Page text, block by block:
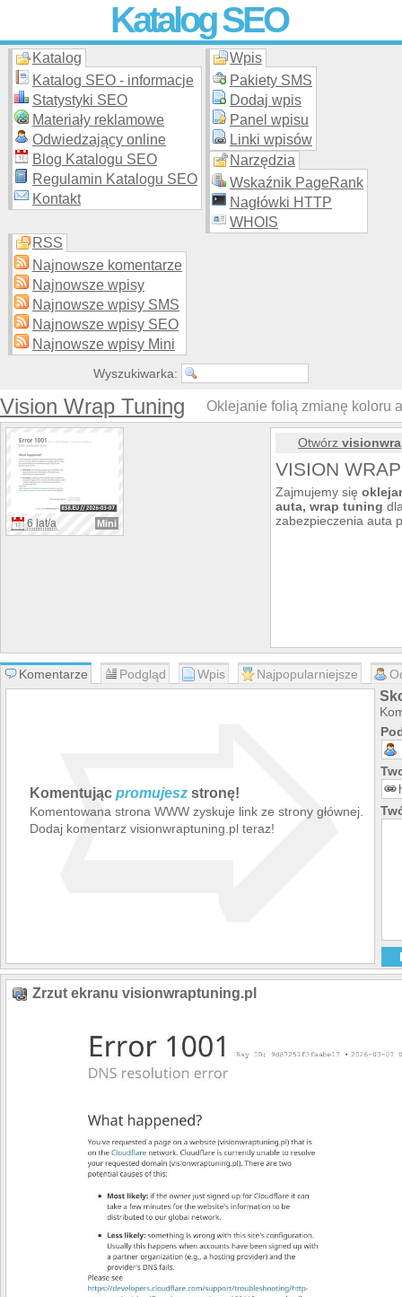
Katalog SEO
Skuteczna i promocja stron WWW –
moderowanego katalogu za darmo!
Katalog
Katalog SEO - informacje
Statystyki SEO
Materiały reklamowe
Odwiedzający online
Blog Katalogu SEO
Regulamin Katalogu SEO
Kontakt
Wpis
Pakiety SMS
Dodaj wpis
Panel wpisu
Linki wpisów
Narzędzia
Wskaźnik PageRank
Nagłówki HTTP
WHOIS
RSS
Najnowsze komentarze
Najnowsze wpisy
Najnowsze wpisy SMS
Najnowsze wpisy SEO
Najnowsze wpisy Mini
Wyszukiwarka:
Vision Wrap Tuning Oklejanie folią zmianę koloru
6 lat/a Mini
Otwórz
VISION
Zajmujemy się
auta, wrap tuning
zabezpieczenia auta
Komentarze Podgląd Wpis Najpopularniejsze
Komentując promujesz stronę!
Komentowana strona WWW zyskuje link ze strony głównej.
Dodaj komentarz visionwraptuning.pl teraz!
➯
Zrzut ekranu visionwraptuning.pl